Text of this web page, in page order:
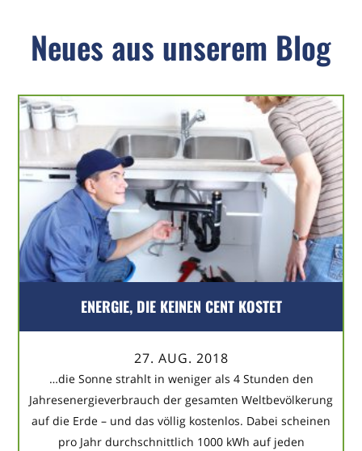
Neues aus unserem Blog
ENERGIE, DIE KEINEN CENT KOSTET
27. AUG. 2018
…die Sonne strahlt in weniger als 4 Stunden den
Jahresenergieverbrauch der gesamten Weltbevölkerung
auf die Erde – und das völlig kostenlos. Dabei scheinen
pro Jahr durchschnittlich 1000 kWh auf jeden